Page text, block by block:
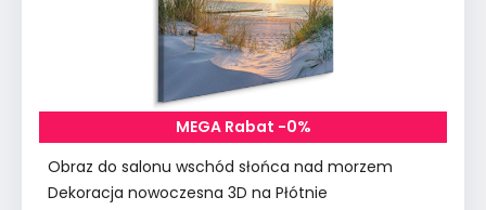
MEGA Rabat -0%
Obraz do salonu wschód słońca nad morzem
Dekoracja nowoczesna 3D na Płótnie